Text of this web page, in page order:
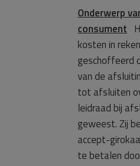
Onderwerp
consument
kosten in
geschoffeerd
van de
tot afsluiten
leidraad bij
geweest. Zij
accept-
te betalen